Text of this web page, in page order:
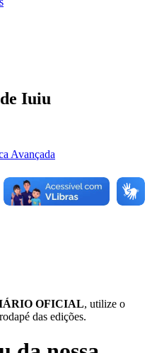
Iuiu
Avançada
OFICIAL, utilize o
das edições.